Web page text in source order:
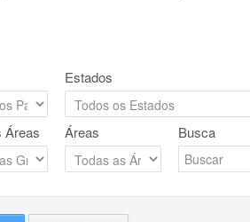
Estados
Áreas Áreas Busca